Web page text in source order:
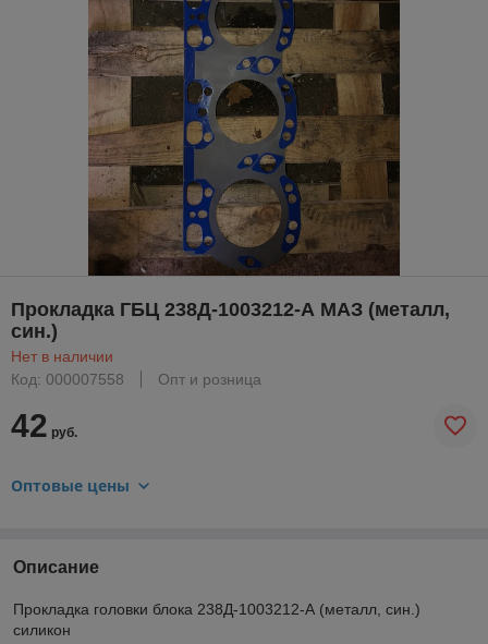
Прокладка ГБЦ 238Д-1003212-А МАЗ (металл,
син.)
Нет в наличии
Код: 000007558
Опт и розница
42 руб.
Оптовые цены
Описание
Прокладка головки блока 238Д-1003212-А (металл, син.)
силикон